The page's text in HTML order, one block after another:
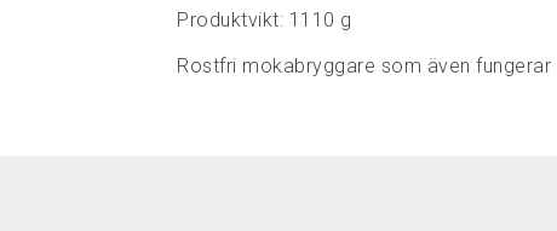
Produktvikt: 1110 g
Rostfri mokabryggare som även